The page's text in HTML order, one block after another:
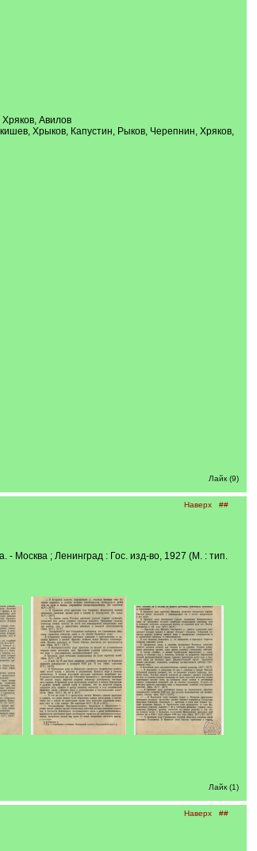
Авилов
Хрыков, Капустин, Рыков, Черепнин, Хряков,
Лайк (9)
Наверх ##
- Москва ; Ленинград : Гос. изд-во, 1927 (М. : тип.
Лайк (1)
Наверх ##